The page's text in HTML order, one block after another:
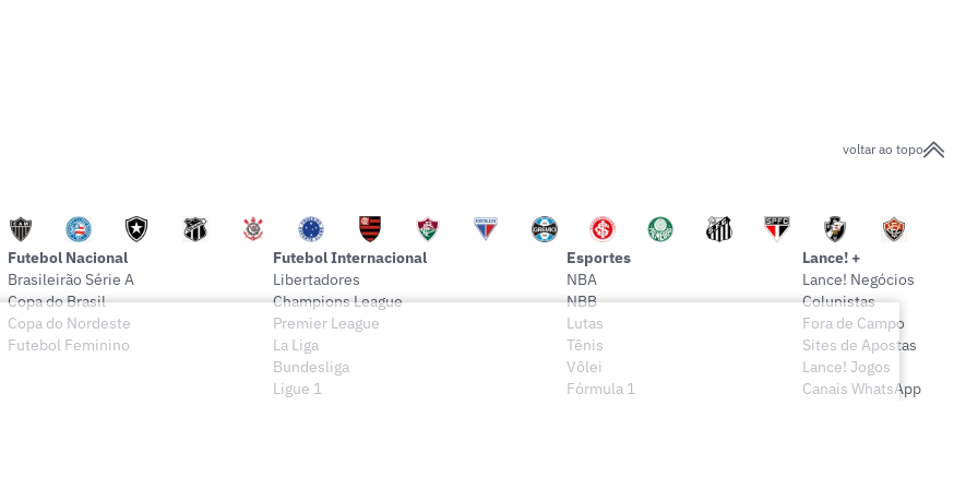
voltar ao topo
Futebol Nacional
Brasileirão Série A
Copa do Brasil
Copa do Nordeste
Futebol Feminino
Futebol Internacional
Libertadores
Champions League
Premier League
La Liga
Bundesliga
Ligue 1
Esportes
NBA
NBB
Lutas
Tênis
Vôlei
Fórmula 1
Lance! +
Lance! Negócios
Colunistas
Fora de Campo
Sites de Apostas
Lance! Jogos
Canais WhatsApp